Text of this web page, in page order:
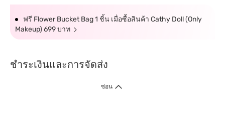
ฟรี Flower Bucket Bag 1 ชิ้น เมื่อซื้อสินค้า Cathy Doll (Only
Makeup) 699 บาท
ชำระเงินและการจัดส่ง
ซ่อน